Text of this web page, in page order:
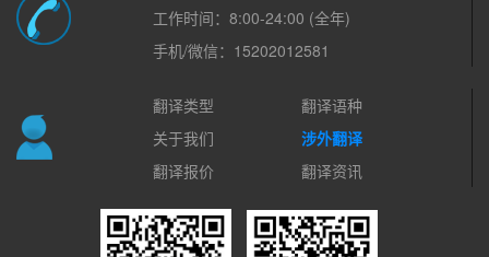
工作时间：8:00-24:00 (全年)
手机/微信：15202012581
翻译类型
翻译语种
关于我们
涉外翻译
翻译报价
翻译资讯